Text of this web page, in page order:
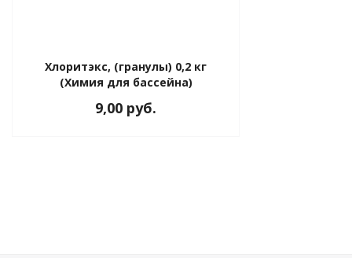
Хлоритэкс, (гранулы) 0,2 кг
(Химия для бассейна)
9,00 руб.